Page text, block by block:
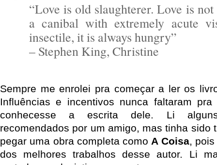
“Love is old slaughterer. Love is
a canibal with extremely acute
insectile, it is always hungry”
– Stephen King, Christine
Sempre me enrolei pra começar a ler os
Influências e incentivos nunca faltaram
conhecesse a escrita dele. Li
recomendados por um amigo, mas tinha sido
pegar uma obra completa como A Coisa, pois
dos melhores trabalhos desse autor. Li